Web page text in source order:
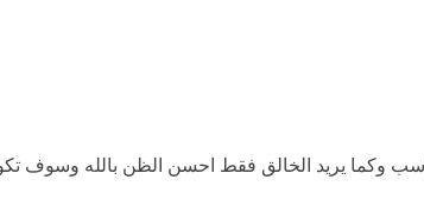
يريد الخالق فقط احسن الظن بالله وسوف تكو